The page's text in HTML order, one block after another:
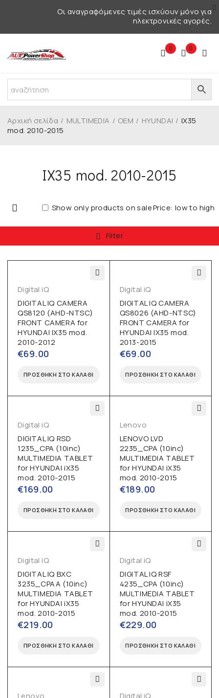
Οι αναγραφόμενες τιμές ισχύουν μόνο για
ηλεκτρονικές αγορές.
0 0
IX35 mod. 2010-2015
Αρχική σελίδα / MULTIMEDIA / OEM / HYUNDAI / IX35
mod. 2010-2015
Price: low to high
Show only products on sale
Filter
Digital iQ
DIGITAL IQ CAMERA
QS8120 (AHD-NTSC)
FRONT CAMERA for
HYUNDAI IX35 mod.
2010-2012
€69.00
ΠΡΟΣΘΉΚΗ ΣΤΟ ΚΑΛΆΘΙ
Digital iQ
DIGITAL IQ CAMERA
QS8026 (AHD-NTSC)
FRONT CAMERA for
HYUNDAI IX35 mod.
2013-2015
€69.00
ΠΡΟΣΘΉΚΗ ΣΤΟ ΚΑΛΆΘΙ
Digital iQ
DIGITAL IQ RSD
1235_CPA (10inc)
MULTIMEDIA TABLET
for HYUNDAI iX35
mod. 2010-2015
€169.00
ΠΡΟΣΘΉΚΗ ΣΤΟ ΚΑΛΆΘΙ
Lenovo
LENOVO LVD
2235_CPA (10inc)
MULTIMEDIA TABLET
for HYUNDAI iX35
mod. 2010-2015
€189.00
ΠΡΟΣΘΉΚΗ ΣΤΟ ΚΑΛΆΘΙ
Digital iQ
DIGITAL IQ BXC
3235_CPAA (10inc)
MULTIMEDIA TABLET
for HYUNDAI iX35
mod. 2010-2015
€219.00
ΠΡΟΣΘΉΚΗ ΣΤΟ ΚΑΛΆΘΙ
Digital iQ
DIGITAL IQ RSF
4235_CPA (10inc)
MULTIMEDIA TABLET
for HYUNDAI iX35
mod. 2010-2015
€229.00
ΠΡΟΣΘΉΚΗ ΣΤΟ ΚΑΛΆΘΙ
Lenovo
Digital iQ